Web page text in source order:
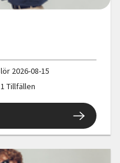
lör 2026-08-15
1 Tillfällen